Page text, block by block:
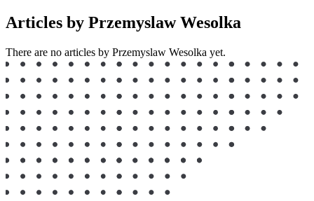
Articles by Przemyslaw Wesolka
There are no articles by Przemyslaw Wesolka yet.